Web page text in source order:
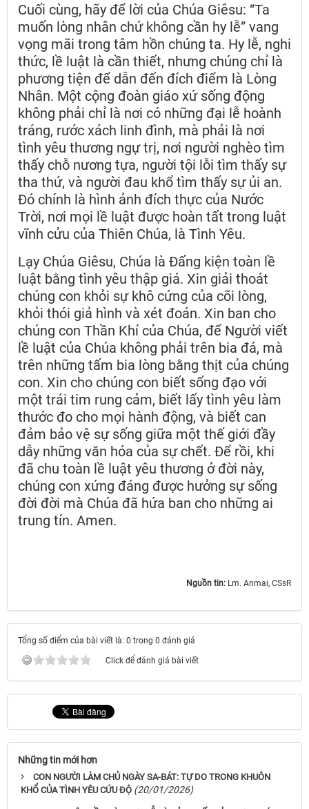
Cuối cùng, hãy để lời của Chúa Giêsu: “Ta
muốn lòng nhân chứ không cần hy lễ” vang
vọng mãi trong tâm hồn chúng ta. Hy lễ, nghi
thức, lề luật là cần thiết, nhưng chúng chỉ là
phương tiện để dẫn đến đích điểm là Lòng
Nhân. Một cộng đoàn giáo xứ sống động
không phải chỉ là nơi có những đại lễ hoành
tráng, rước xách linh đình, mà phải là nơi
tình yêu thương ngự trị, nơi người nghèo tìm
thấy chỗ nương tựa, người tội lỗi tìm thấy sự
tha thứ, và người đau khổ tìm thấy sự ủi an.
Đó chính là hình ảnh đích thực của Nước
Trời, nơi mọi lề luật được hoàn tất trong luật
vĩnh cửu của Thiên Chúa, là Tình Yêu.
Lạy Chúa Giêsu, Chúa là Đấng kiện toàn lề
luật bằng tình yêu thập giá. Xin giải thoát
chúng con khỏi sự khô cứng của cõi lòng,
khỏi thói giả hình và xét đoán. Xin ban cho
chúng con Thần Khí của Chúa, để Người viết
lề luật của Chúa không phải trên bia đá, mà
trên những tấm bia lòng bằng thịt của chúng
con. Xin cho chúng con biết sống đạo với
một trái tim rung cảm, biết lấy tình yêu làm
thước đo cho mọi hành động, và biết can
đảm bảo vệ sự sống giữa một thế giới đầy
dẫy những văn hóa của sự chết. Để rồi, khi
đã chu toàn lề luật yêu thương ở đời này,
chúng con xứng đáng được hưởng sự sống
đời đời mà Chúa đã hứa ban cho những ai
trung tín. Amen.
Nguồn tin: Lm. Anmai, CSsR
Tổng số điểm của bài viết là: 0 trong 0 đánh giá
Click để đánh giá bài viết
Những tin mới hơn
CON NGƯỜI LÀM CHỦ NGÀY SA-BÁT: TỰ DO TRONG KHUÔN
KHỔ CỦA TÌNH YÊU CỨU ĐỘ (20/01/2026)